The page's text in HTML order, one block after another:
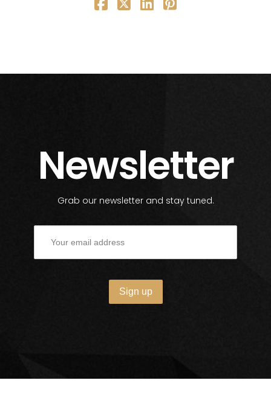
Newsletter
Grab our newsletter and stay tuned.